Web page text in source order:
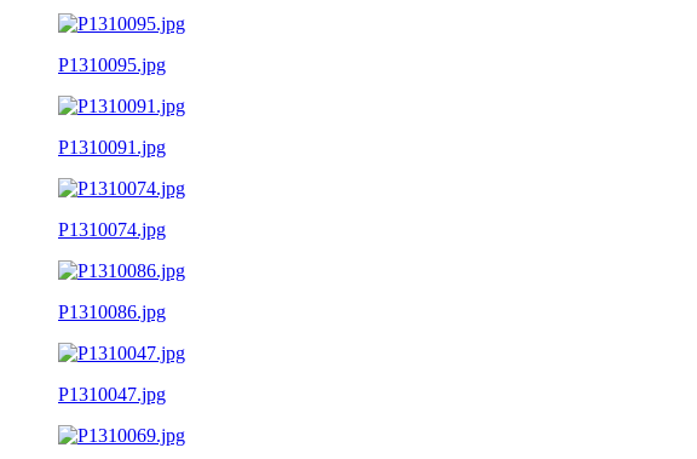
P1310095.jpg
P1310091.jpg
P1310074.jpg
P1310086.jpg
P1310047.jpg